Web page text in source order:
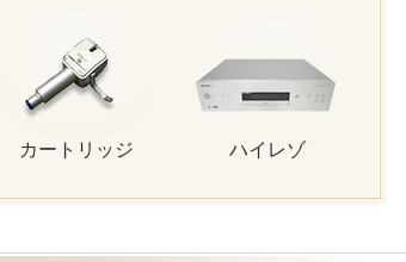
カートリッジ ハイレゾ